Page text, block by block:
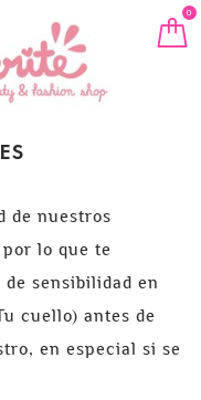
0
de nuestros
lo que te
sensibilidad en
cuello) antes de
en especial si se